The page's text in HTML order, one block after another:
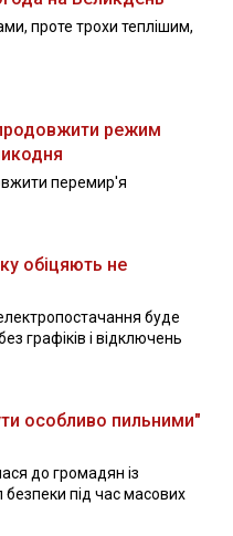
проте трохи теплішим,
режим
перемир'я
обіцяють не
буде
графіків і відключень
особливо пильними"
до громадян із
під час масових